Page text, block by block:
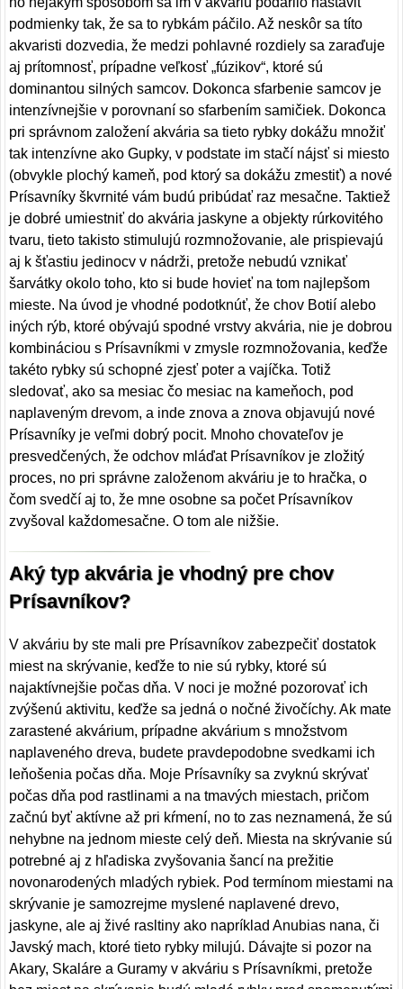
podmienky tak, že sa to rybkám páčilo. Až neskôr sa títo
akvaristi dozvedia, že medzi pohlavné rozdiely sa zaraďuje
aj prítomnosť, prípadne veľkosť „fúzikov“, ktoré sú
dominantou silných samcov. Dokonca sfarbenie samcov je
intenzívnejšie v porovnaní so sfarbením samičiek. Dokonca
pri správnom založení akvária sa tieto rybky dokážu množiť
tak intenzívne ako Gupky, v podstate im stačí nájsť si miesto
(obvykle plochý kameň, pod ktorý sa dokážu zmestiť) a nové
Prísavníky škvrnité vám budú pribúdať raz mesačne. Taktiež
je dobré umiestniť do akvária jaskyne a objekty rúrkovitého
tvaru, tieto takisto stimulujú rozmnožovanie, ale prispievajú
aj k šťastiu jedinocv v nádrži, pretože nebudú vznikať
šarvátky okolo toho, kto si bude hovieť na tom najlepšom
mieste. Na úvod je vhodné podotknúť, že chov Botií alebo
iných rýb, ktoré obývajú spodné vrstvy akvária, nie je dobrou
kombináciou s Prísavníkmi v zmysle rozmnožovania, keďže
takéto rybky sú schopné zjesť poter a vajíčka. Totiž
sledovať, ako sa mesiac čo mesiac na kameňoch, pod
naplaveným drevom, a inde znova a znova objavujú nové
Prísavníky je veľmi dobrý pocit. Mnoho chovateľov je
presvedčených, že odchov mláďat Prísavníkov je zložitý
proces, no pri správne založenom akváriu je to hračka, o
čom svedčí aj to, že mne osobne sa počet Prísavníkov
zvyšoval každomesačne. O tom ale nižšie.
Aký typ akvária je vhodný pre chov
Prísavníkov?
V akváriu by ste mali pre Prísavníkov zabezpečiť dostatok
miest na skrývanie, keďže to nie sú rybky, ktoré sú
najaktívnejšie počas dňa. V noci je možné pozorovať ich
zvýšenú aktivitu, keďže sa jedná o nočné živočíchy. Ak mate
zarastené akvárium, prípadne akvárium s množstvom
naplaveného dreva, budete pravdepodobne svedkami ich
leňošenia počas dňa. Moje Prísavníky sa zvyknú skrývať
počas dňa pod rastlinami a na tmavých miestach, pričom
začnú byť aktívne až pri kŕmení, no to zas neznamená, že sú
nehybne na jednom mieste celý deň. Miesta na skrývanie sú
potrebné aj z hľadiska zvyšovania šancí na prežitie
novonarodených mladých rybiek. Pod termínom miestami na
skrývanie je samozrejme myslené naplavené drevo,
jaskyne, ale aj živé rasltiny ako napríklad Anubias nana, či
Javský mach, ktoré tieto rybky milujú. Dávajte si pozor na
Akary, Skaláre a Guramy v akváriu s Prísavníkmi, pretože